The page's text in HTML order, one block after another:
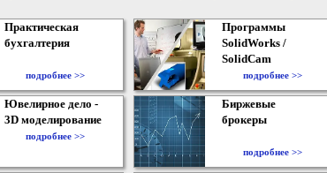
Практическая
бухгалтерия
подробнее >>
Программы
SolidWorks /
SolidCam
подробнее >>
Ювелирное дело -
3D моделирование
подробнее >>
Биржевые
брокеры
подробнее >>